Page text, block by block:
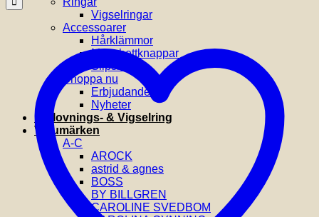
Vigselringar
Accessoarer
Hårklämmor
Manchettknappar
Slipsnålar
Shoppa nu
Erbjudanden
Nyheter
Förlovnings- & Vigselring
Varumärken
A-C
AROCK
astrid & agnes
BOSS
BY BILLGREN
CAROLINE SVEDBOM